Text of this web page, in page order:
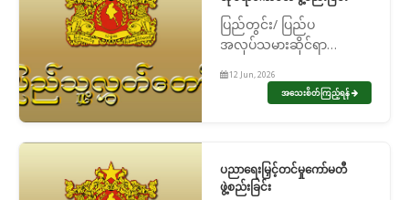
ပြည်တွင်း/ ပြည်ပ
အလုပ်သမားဆိုင်ရာ
12 Jun, 2026
အသေးစိတ်ကြည့်ရန်
ပညာရေးမြှင့်တင်မှုကော်မတီ
ဖွဲ့စည်းခြင်း